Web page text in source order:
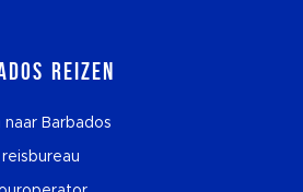
reizen
Barbados